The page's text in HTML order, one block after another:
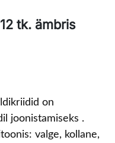
tk. ämbris
on
joonistamiseks .
valge, kollane,